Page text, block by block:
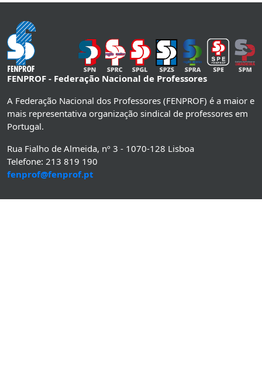
FENPROF - Federação Nacional de Professores
A Federação Nacional dos Professores (FENPROF) é a maior e
mais representativa organização sindical de professores em
Portugal.
Rua Fialho de Almeida, nº 3 - 1070-128 Lisboa
Telefone: 213 819 190
fenprof@fenprof.pt